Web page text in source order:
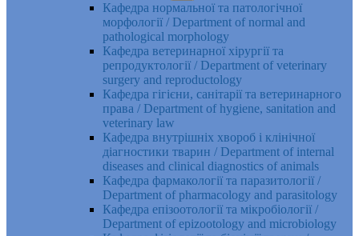
Кафедра нормальної та патологічної
морфології / Department of normal and
pathological morphology
Кафедра ветеринарної хірургії та
репродуктології / Department of veterinary
surgery and reproductology
Кафедра гігієни, санітарії та ветеринарного
права / Department of hygiene, sanitation and
veterinary law
Кафедра внутрішніх хвороб і клінічної
діагностики тварин / Department of internal
diseases and clinical diagnostics of animals
Кафедра фармакології та паразитології /
Department of pharmacology and parasitology
Кафедра епізоотології та мікробіології /
Department of epizootology and microbiology